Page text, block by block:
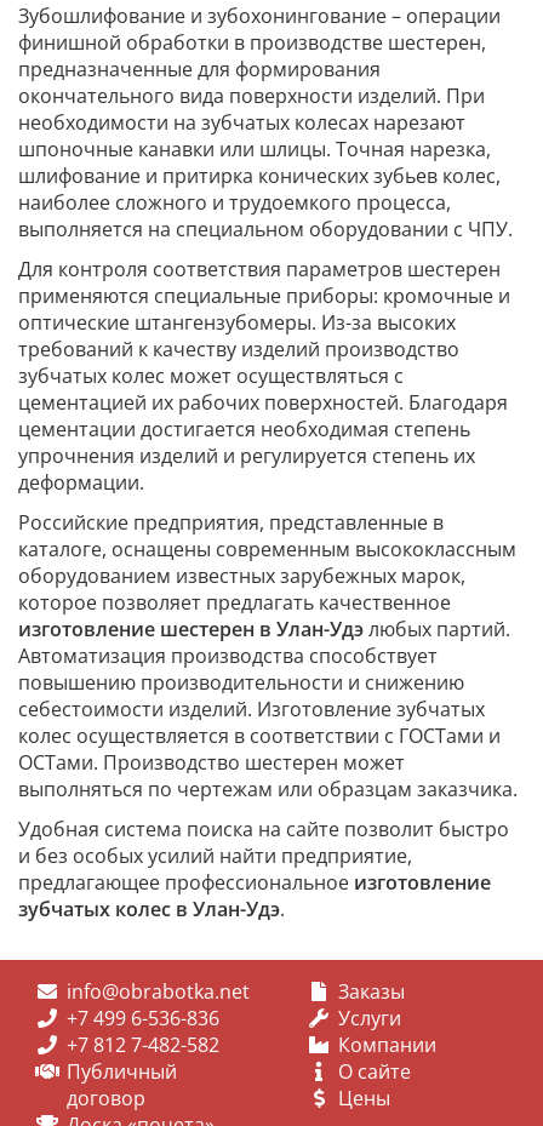
Зубошлифование и зубохонингование – операции
финишной обработки в производстве шестерен,
предназначенные для формирования
окончательного вида поверхности изделий. При
необходимости на зубчатых колесах нарезают
шпоночные канавки или шлицы. Точная нарезка,
шлифование и притирка конических зубьев колес,
наиболее сложного и трудоемкого процесса,
выполняется на специальном оборудовании с ЧПУ.
Для контроля соответствия параметров шестерен
применяются специальные приборы: кромочные и
оптические штангензубомеры. Из-за высоких
требований к качеству изделий производство
зубчатых колес может осуществляться с
цементацией их рабочих поверхностей. Благодаря
цементации достигается необходимая степень
упрочнения изделий и регулируется степень их
деформации.
Российские предприятия, представленные в
каталоге, оснащены современным высококлассным
оборудованием известных зарубежных марок,
которое позволяет предлагать качественное
изготовление шестерен в Улан-Удэлюбых партий.
Автоматизация производства способствует
повышению производительности и снижению
себестоимости изделий. Изготовление зубчатых
колес осуществляется в соответствии с ГОСТами и
ОСТами. Производство шестерен может
выполняться по чертежам или образцам заказчика.
Удобная система поиска на сайте позволит быстро
и без особых усилий найти предприятие,
предлагающее профессиональное изготовление
зубчатых колес в Улан-Удэ.
info@obrabotka.net
+7 499 6-536-836
+7 812 7-482-582
Публичный
договор
Заказы
Услуги
Компании
О сайте
Цены